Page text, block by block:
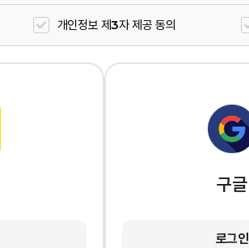
개인정보 제3자 제공 동의
구글
로그인